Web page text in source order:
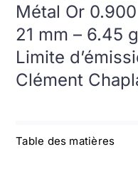
Table des matières
Métal Or
21 mm – 6.45
Limite
Clément